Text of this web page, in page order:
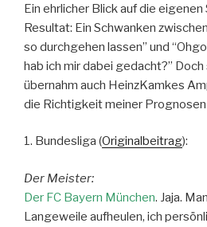
Ein ehrlicher Blick auf die
Resultat: Ein Schwanken zwischen
so durchgehen lassen” und
hab ich mir dabei gedacht?”
übernahm auch HeinzKamkes
die Richtigkeit meiner Prognosen
1. Bundesliga (Originalbeitrag):
Der Meister:
Der FC Bayern München. Jaja.
Langeweile aufheulen, ich